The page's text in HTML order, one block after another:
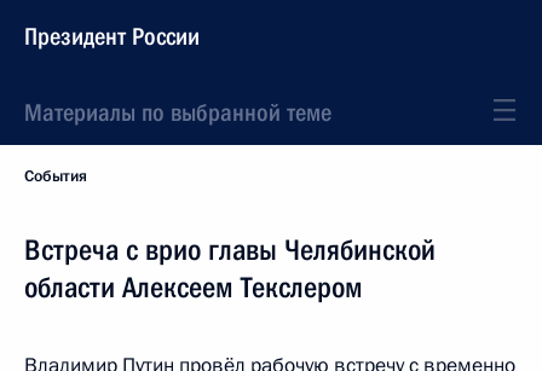
Президент России
Материалы по выбранной теме
События
Встреча с врио главы Челябинской
области Алексеем Текслером